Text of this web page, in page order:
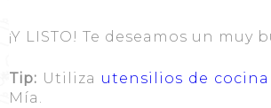
¡Y LISTO! Te deseamos un muy
Tip: Utiliza utensilios de cocina
Mía.